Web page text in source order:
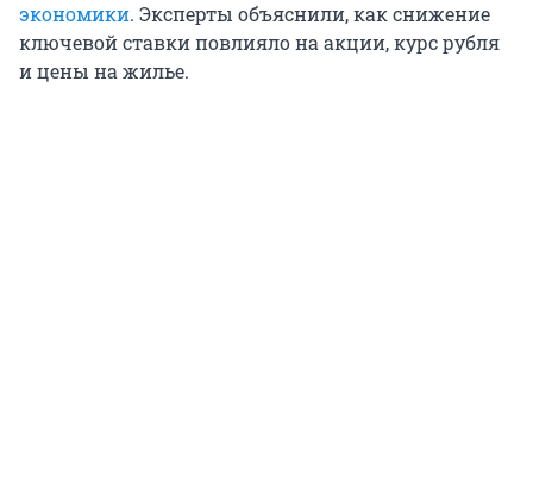
экономики. Эксперты объяснили, как снижение
ключевой ставки повлияло на акции, курс рубля
и цены на жилье.